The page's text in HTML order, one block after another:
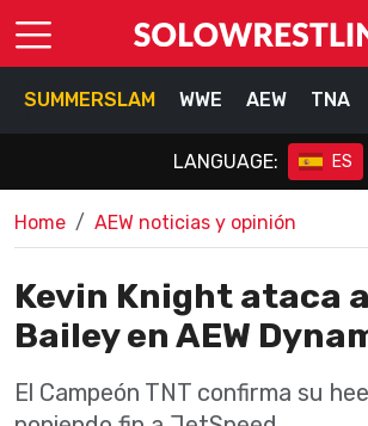
SUMMERSLAM WWE AEW TNA
LANGUAGE: ES
Home AEW noticias y opinión
Kevin Knight ataca
Bailey en AEW
El Campeón TNT confirma su